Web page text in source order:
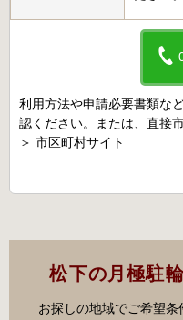
利用方法や申請必要書類な
認ください。または、直接
＞ 市区町村サイト
松下の月極駐
お探しの地域でご希望